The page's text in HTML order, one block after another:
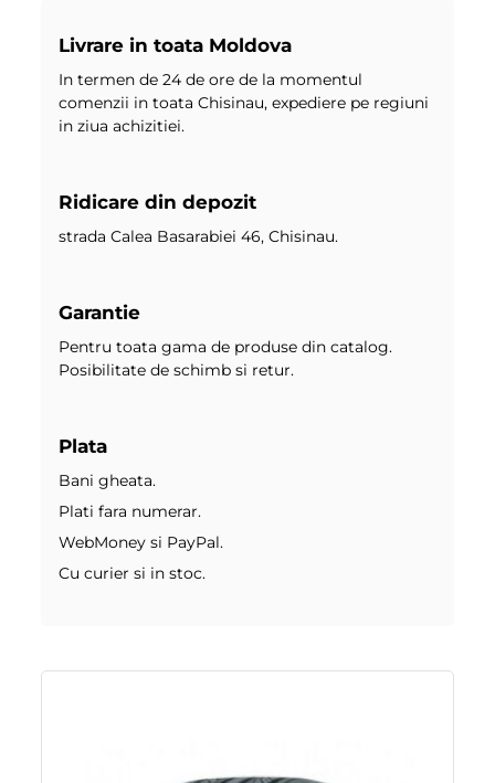
Livrare in toata Moldova
In termen de 24 de ore de la momentul
comenzii in toata Chisinau, expediere pe regiuni
in ziua achizitiei.
Ridicare din depozit
strada Calea Basarabiei 46, Chisinau.
Garantie
Pentru toata gama de produse din catalog.
Posibilitate de schimb si retur.
Plata
Bani gheata.
Plati fara numerar.
WebMoney si PayPal.
Cu curier si in stoc.